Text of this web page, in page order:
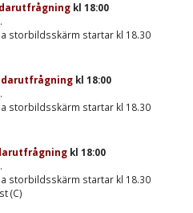
kl 18:00
storbildsskärm startar kl 18.30
kl 18:00
storbildsskärm startar kl 18.30
kl 18:00
storbildsskärm startar kl 18.30
(C)